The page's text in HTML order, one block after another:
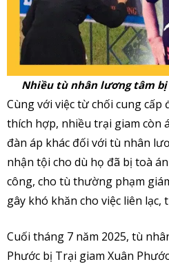
Nhiều tù nhân lương tâm
Cùng với việc từ chối cung
thích hợp, nhiều trại giam còn
đàn áp khác đối với tù nhân
nhận tội cho dù họ đã bị toà
công, cho tù thường phạm
gây khó khăn cho việc liên lạc,
Cuối tháng 7 năm 2025, tù
Phước bị Trại giam Xuân